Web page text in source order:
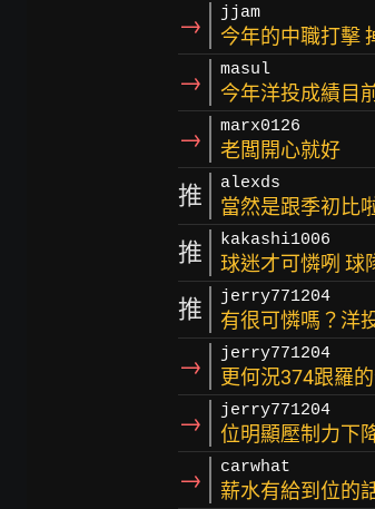
→ jjam
今年的中職打擊
→ masul
今年洋投成績目
→ marx0126
老闆開心就好
推 alexds
當然是跟季初比
推 kakashi1006
球迷才可憐咧 球
推 jerry771204
有很可憐嗎？洋
→ jerry771204
更何況374跟羅
→ jerry771204
位明顯壓制力下
→ carwhat
薪水有給到位的